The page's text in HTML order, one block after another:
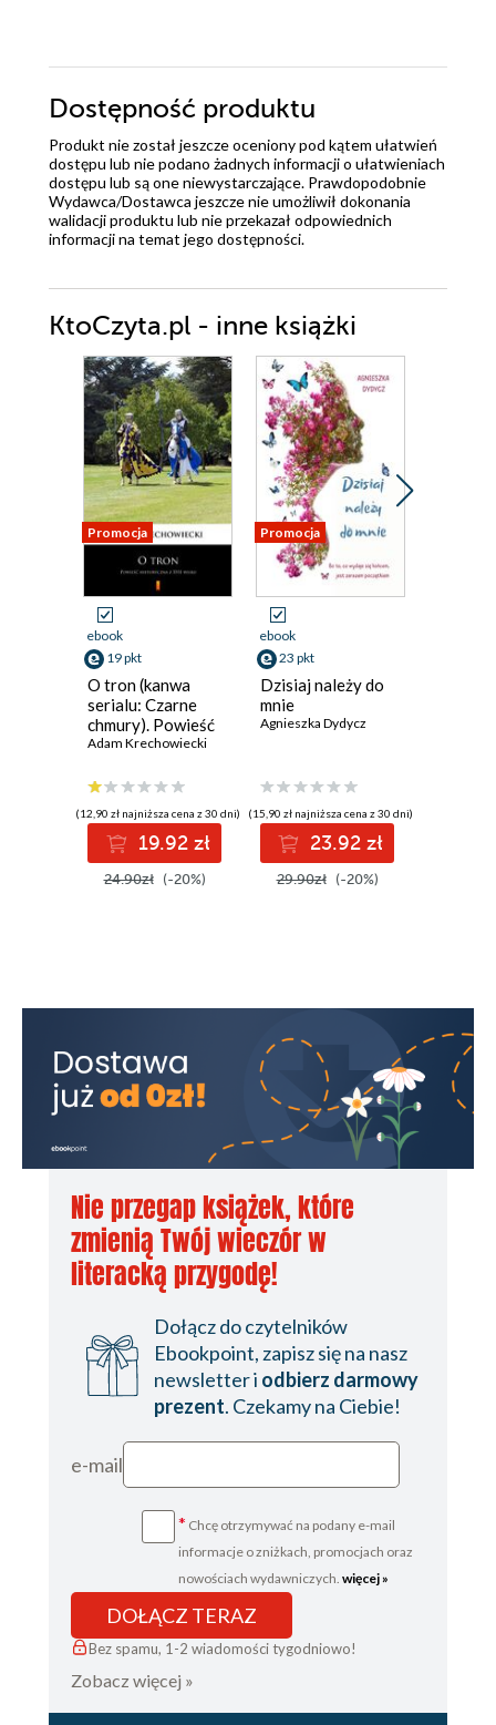
Dostępność produktu
Produkt nie został jeszcze oceniony pod kątem ułatwień
dostępu lub nie podano żadnych informacji o ułatwieniach
dostępu lub są one niewystarczające. Prawdopodobnie
Wydawca/Dostawca jeszcze nie umożliwił dokonania
walidacji produktu lub nie przekazał odpowiednich
informacji na temat jego dostępności.
KtoCzyta.pl - inne książki
Promocja
ebook
19 pkt
O tron (kanwa
serialu: Czarne
chmury). Powieść
historyczna z XVII
Adam Krechowiecki
(12,90 zł najniższa cena z 30 dni)
19.92 zł
24.90zł (-20%)
Promocja
ebook
23 pkt
Dzisiaj należy do
mnie
Agnieszka Dydycz
(15,90 zł najniższa cena z 30 dni)
23.92 zł
29.90zł (-20%)
Nie przegap książek, które
zmienią Twój wieczór w
literacką przygodę!
Dołącz do czytelników
Ebookpoint, zapisz się na nasz
newsletter i odbierz darmowy
prezent. Czekamy na Ciebie!
e-mail
* Chcę otrzymywać na podany e-mail
informacje o zniżkach, promocjach oraz
nowościach wydawniczych. więcej »
DOŁĄCZ TERAZ
Bez spamu, 1-2 wiadomości tygodniowo!
Zobacz więcej »